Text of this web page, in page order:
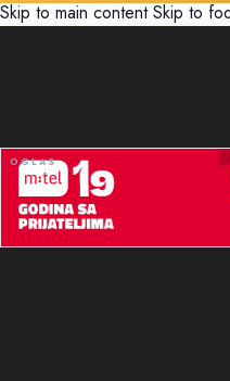
Skip to main content Skip to
ZA ZAPOSLENE